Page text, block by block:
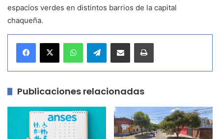
espacios verdes en distintos barrios de la capital
chaqueña.
Telegram
Publicaciones relacionadas